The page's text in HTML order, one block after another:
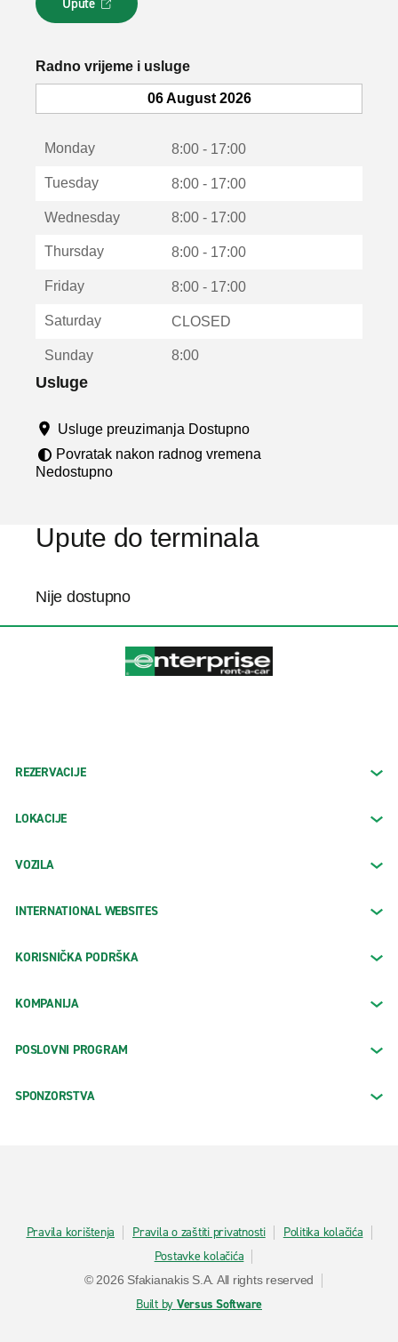
Upute
L
i
k
o
u
u
Radno vrijeme i usluge
06 August 2026
Monday 8:00 - 17:00
Tuesday 8:00 - 17:00
Wednesday 8:00 - 17:00
Thursday 8:00 - 17:00
Friday 8:00 - 17:00
Saturday CLOSED
Sunday 8:00
Usluge
Usluge preuzimanja Dostupno
Povratak nakon radnog vremena
Nedostupno
Upute do terminala
Nije dostupno
REZERVACIJE
LOKACIJE
VOZILA
INTERNATIONAL WEBSITES
KORISNIČKA PODRŠKA
KOMPANIJA
POSLOVNI PROGRAM
SPONZORSTVA
Pravila korištenja Pravila o zaštiti privatnosti
Politika kolačića
Postavke kolačića
© 2026 Sfakianakis S.A. All rights reserved
Built by Versus Software